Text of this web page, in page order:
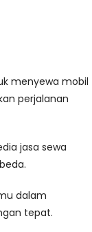
menyewa mobil
perjalanan
jasa sewa
dalam
tepat.